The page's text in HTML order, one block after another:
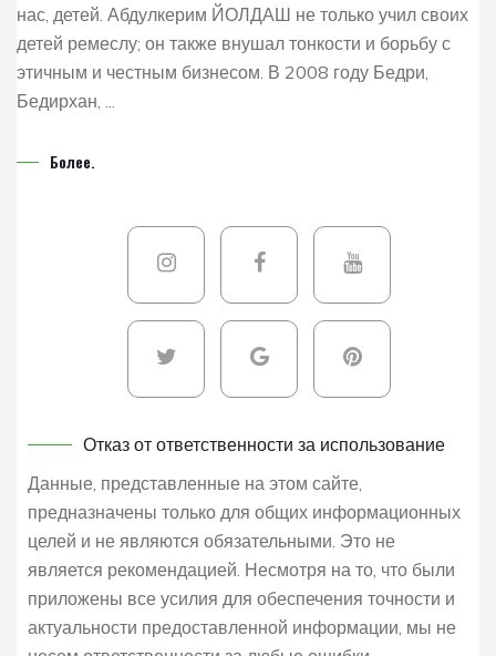
нас, детей. Абдулкерим ЙОЛДАШ не только учил своих
детей ремеслу; он также внушал тонкости и борьбу с
этичным и честным бизнесом. В 2008 году Бедри,
Бедирхан, ...
Более.
Отказ от ответственности за использование
Данные, представленные на этом сайте,
предназначены только для общих информационных
целей и не являются обязательными. Это не
является рекомендацией. Несмотря на то, что были
приложены все усилия для обеспечения точности и
актуальности предоставленной информации, мы не